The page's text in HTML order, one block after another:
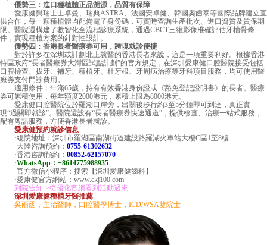
優勢三：進口種植體正品溯源，品質有保障
愛康健與瑞士士卓曼、瑞典ASTRA、法國安卓健、韓國奧齒泰等國際品牌建立直
供合作，每一顆種植體均配備電子身份碼，可實時查詢生產批次、進口資質及質保期
限。醫院還構建了數智化全流程診療系統，通過CBCT三維影像准確評估牙槽骨條
件，實現種植方案的針對性設計。
優勢四：香港長者醫療券可用，跨境就診便捷
對於許多在深圳或計劃北上就醫的香港長者來說，這是一項重要利好。根據香港
特區政府“長者醫療券大灣區試點計劃”的官方規定，在深圳愛康健口腔醫院接受包括
口腔檢查、拔牙、補牙、種植牙、杜牙根、牙周病治療等牙科項目服務，均可使用醫
療券支付門診費用。
適用條件：年滿65歲，持有有效香港身份證或《豁免登記證明書》的長者。醫療
券可累積使用，每年額度2000港元，累積上限為8000港元。
愛康健口腔醫院位於羅湖口岸旁，出關後步行約3至5分鍾即可到達，真正實
現“過關即就診”。醫院還設有“長者醫療券快速通道”，提供檢查、治療一站式服務，
配有粵語服務，方便香港長者就診。
愛康健預約就診信息
·總院地址：深圳市羅湖區南湖街道建設路羅湖火車站大樓C區1至8樓
·大陸咨詢預約： 0755-61302632
·香港咨詢預約： 00852-62157070
·WhatsApp：+8614775988935
·官方微信小程序：搜索【深圳愛康健齒科】
·愛康健官方網站：www.ckj100.com
到院告知->從優化官網看到活動過來
深圳愛康健種植牙醫推薦
吳雨函，主治醫師，口腔醫學博士，ICD/WSA雙院士